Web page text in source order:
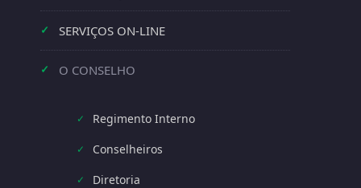
✓ SERVIÇOS ON-LINE
✓ O CONSELHO
✓ Regimento Interno
✓ Conselheiros
✓ Diretoria